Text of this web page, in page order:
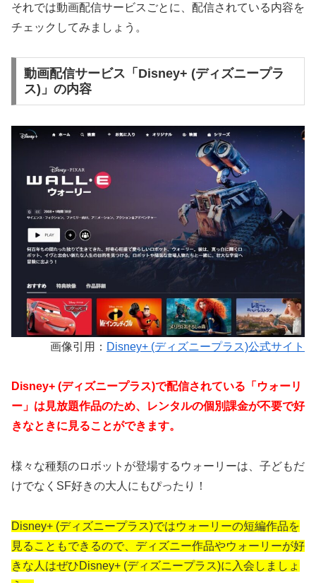
それでは動画配信サービスごとに、配信されている内容を
チェックしてみましょう。
動画配信サービス「Disney+ (ディズニープラ
ス)」の内容
画像引用： Disney+ (ディズニープラス)公式サイト
Disney+ (ディズニープラス)で配信されている「ウォーリ
ー」は見放題作品のため、レンタルの個別課金が不要で好
きなときに見ることができます。
様々な種類のロボットが登場するウォーリーは、子どもだ
けでなくSF好きの大人にもぴったり！
Disney+ (ディズニープラス)ではウォーリーの短編作品を
見ることもできるので、ディズニー作品やウォーリーが好
きな人はぜひDisney+ (ディズニープラス)に入会しましょ